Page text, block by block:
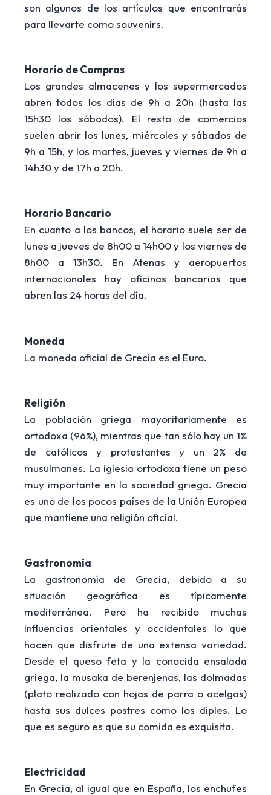
son algunos de los artículos que encontrarás
para llevarte como souvenirs.
Horario de Compras
Los grandes almacenes y los supermercados
abren todos los días de 9h a 20h (hasta las
15h30 los sábados). El resto de comercios
suelen abrir los lunes, miércoles y sábados de
9h a 15h, y los martes, jueves y viernes de 9h a
14h30 y de 17h a 20h.
Horario Bancario
En cuanto a los bancos, el horario suele ser de
lunes a jueves de 8h00 a 14h00 y los viernes de
8h00 a 13h30. En Atenas y aeropuertos
internacionales hay oficinas bancarias que
abren las 24 horas del día.
Moneda
La moneda oficial de Grecia es el Euro.
Religión
La población griega mayoritariamente es
ortodoxa (96%), mientras que tan sólo hay un 1%
de católicos y protestantes y un 2% de
musulmanes. La iglesia ortodoxa tiene un peso
muy importante en la sociedad griega. Grecia
es uno de los pocos países de la Unión Europea
que mantiene una religión oficial.
Gastronomía
La gastronomía de Grecia, debido a su
situación geográfica es típicamente
mediterránea. Pero ha recibido muchas
influencias orientales y occidentales lo que
hacen que disfrute de una extensa variedad.
Desde el queso feta y la conocida ensalada
griega, la musaka de berenjenas, las dolmadas
(plato realizado con hojas de parra o acelgas)
hasta sus dulces postres como los diples. Lo
que es seguro es que su comida es exquisita.
Electricidad
En Grecia, al igual que en España, los enchufes